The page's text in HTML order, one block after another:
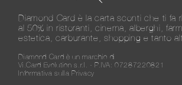
Diamond Card è la carta sconti che ti fa
al 50% in ristoranti, cinema, alberghi,
estetica, carburante, shopping e tanto
Diamond Card è un marchio di
Vi.Card Evolution s.r.l. - P.IVA: 07287220821
Informativa sulla Privacy